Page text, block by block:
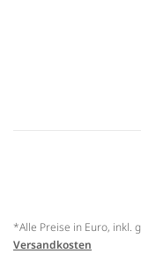
*Alle Preise in Euro, inkl.
Versandkosten